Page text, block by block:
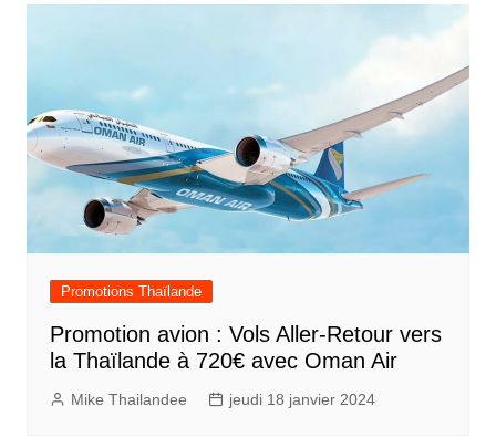
Promotions Thaïlande
Promotion avion : Vols Aller-Retour vers
la Thaïlande à 720€ avec Oman Air
Mike Thailandee jeudi 18 janvier 2024